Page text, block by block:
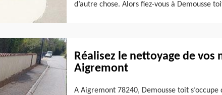
d’autre chose. Alors fiez-vous à Demousse
Réalisez le nettoyage de
Aigremont
A Aigremont 78240, Demousse toit